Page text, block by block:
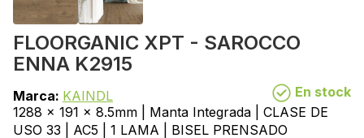
FLOORGANIC XPT - SAROCCO
ENNA K2915
Marca: KAINDL
En stock
1288 x 191 x 8.5mm | Manta Integrada | CLASE DE
USO 33 | AC5 | 1 LAMA | BISEL PRENSADO